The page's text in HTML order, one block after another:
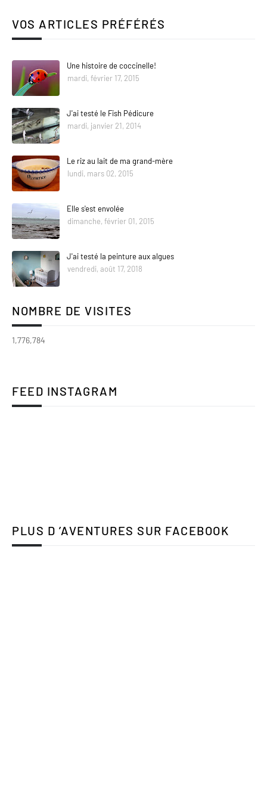
VOS ARTICLES PRÉFÉRÉS
Une histoire de coccinelle!
mardi, février 17, 2015
J'ai testé le Fish Pédicure
mardi, janvier 21, 2014
Le riz au lait de ma grand-mère
lundi, mars 02, 2015
Elle s'est envolée
dimanche, février 01, 2015
J'ai testé la peinture aux algues
vendredi, août 17, 2018
NOMBRE DE VISITES
1,776,784
FEED INSTAGRAM
PLUS D ’AVENTURES SUR FACEBOOK